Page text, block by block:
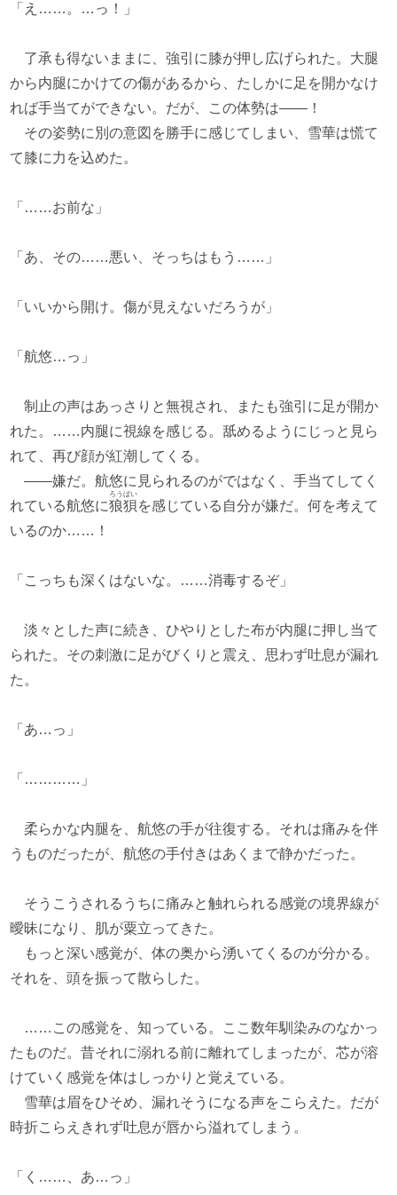
「え……。…っ！」
了承も得ないままに、強引に膝が押し広げられた。大腿
から内腿にかけての傷があるから、たしかに足を開かなけ
れば手当てができない。だが、この体勢は――！
その姿勢に別の意図を勝手に感じてしまい、雪華は慌て
て膝に力を込めた。
「……お前な」
「あ、その……悪い、そっちはもう……」
「いいから開け。傷が見えないだろうが」
「航悠…っ」
制止の声はあっさりと無視され、またも強引に足が開か
れた。……内腿に視線を感じる。舐めるようにじっと見ら
れて、再び顔が紅潮してくる。
――嫌だ。航悠に見られるのがではなく、手当てしてく
れている航悠に狼狽
ろうばい
を感じている自分が嫌だ。何を考えて
いるのか……！
「こっちも深くはないな。……消毒するぞ」
淡々とした声に続き、ひやりとした布が内腿に押し当て
られた。その刺激に足がびくりと震え、思わず吐息が漏れ
た。
「あ…っ」
「…………」
柔らかな内腿を、航悠の手が往復する。それは痛みを伴
うものだったが、航悠の手付きはあくまで静かだった。
そうこうされるうちに痛みと触れられる感覚の境界線が
曖昧になり、肌が粟立ってきた。
もっと深い感覚が、体の奥から湧いてくるのが分かる。
それを、頭を振って散らした。
……この感覚を、知っている。ここ数年馴染みのなかっ
たものだ。昔それに溺れる前に離れてしまったが、芯が溶
けていく感覚を体はしっかりと覚えている。
雪華は眉をひそめ、漏れそうになる声をこらえた。だが
時折こらえきれず吐息が唇から溢れてしまう。
「く……、あ…っ」